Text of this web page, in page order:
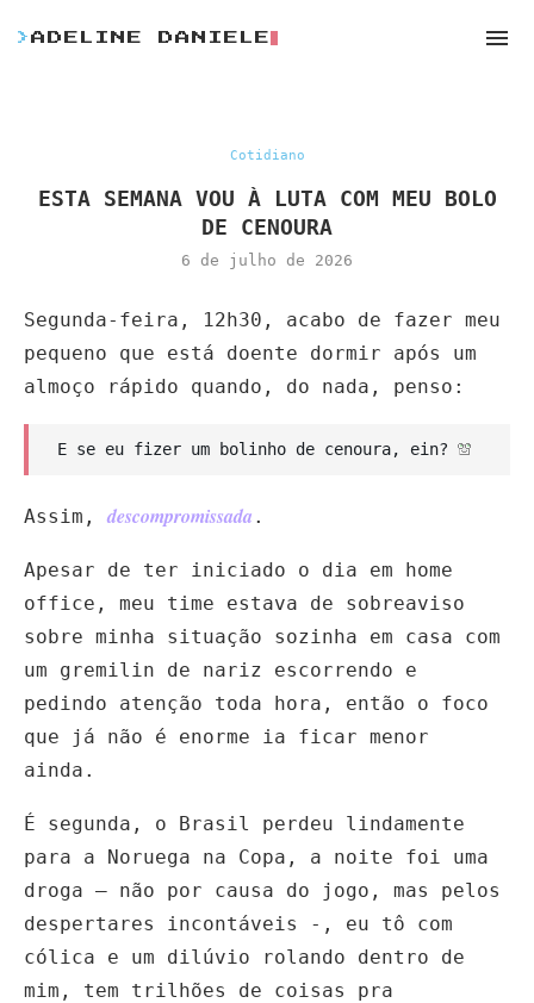
> ADELINE DANIELE
Cotidiano
ESTA SEMANA VOU À LUTA COM MEU BOLO
DE CENOURA
6 de julho de 2026
Segunda-feira, 12h30, acabo de fazer meu
pequeno que está doente dormir após um
almoço rápido quando, do nada, penso:
E se eu fizer um bolinho de cenoura, ein?
Assim,descompromissada .
Apesar de ter iniciado o dia em home
office, meu time estava de sobreaviso
sobre minha situação sozinha em casa com
um gremilin de nariz escorrendo e
pedindo atenção toda hora, então o foco
que já não é enorme ia ficar menor
ainda.
É segunda, o Brasil perdeu lindamente
para a Noruega na Copa, a noite foi uma
droga – não por causa do jogo, mas pelos
despertares incontáveis -, eu tô com
cólica e um dilúvio rolando dentro de
mim, tem trilhões de coisas pra